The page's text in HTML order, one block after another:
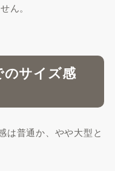
ん。
のサイズ感
は普通か、やや大型と